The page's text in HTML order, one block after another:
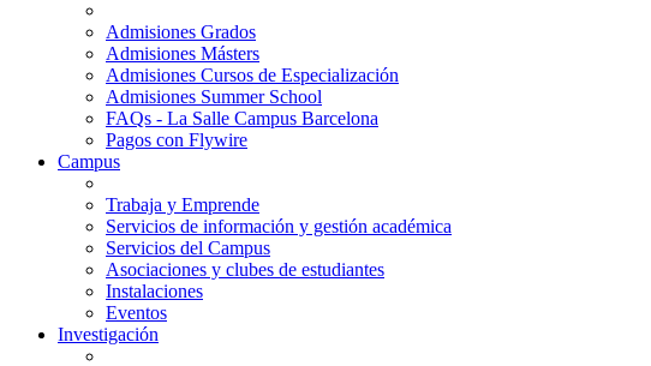
Admisiones Grados
Admisiones Másters
Admisiones Cursos de Especialización
Admisiones Summer School
FAQs - La Salle Campus Barcelona
Pagos con Flywire
Campus
Trabaja y Emprende
Servicios de información y gestión académica
Servicios del Campus
Asociaciones y clubes de estudiantes
Instalaciones
Eventos
Investigación